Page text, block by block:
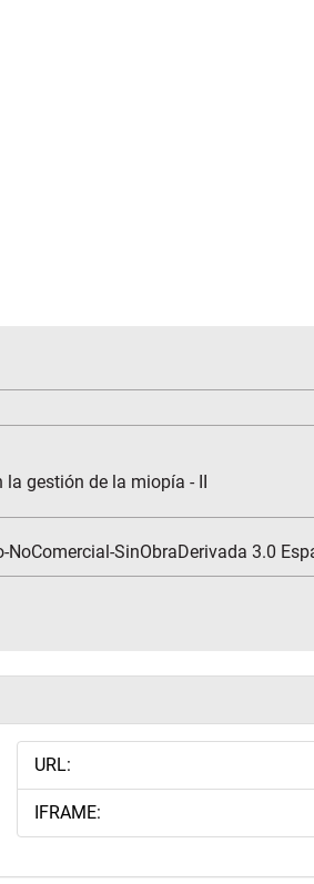
gestión de la miopía - II
SinObraDerivada 3.0
URL:
IFRAME: